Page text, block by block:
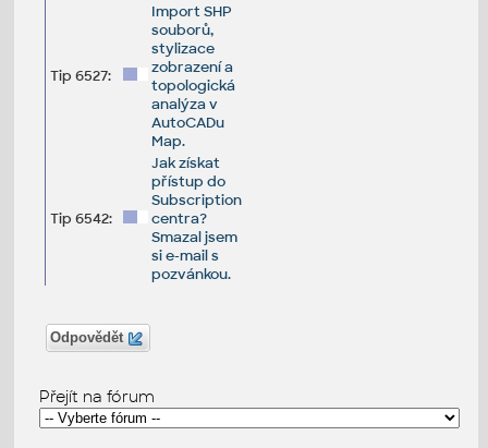
Tip 6527:
Import SHP
souborů,
stylizace
zobrazení a
topologická
analýza v
AutoCADu
Map.
Tip 6542:
Jak získat
přístup do
Subscription
centra?
Smazal jsem
si e-mail s
pozvánkou.
Odpovědět
Přejít na fórum